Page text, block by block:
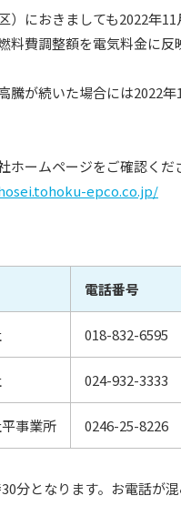
におきましても2022年
費調整額を電気料金に反
が続いた場合には2022
ームページをご確認くだ
epco.co.jp/
電話番号
018-832-6595
024-932-3333
平事業所 0246-25-8226
分となります。お電話が